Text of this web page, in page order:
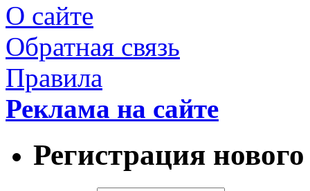
О сайте
Обратная связь
Правила
Реклама на сайте
Регистрация